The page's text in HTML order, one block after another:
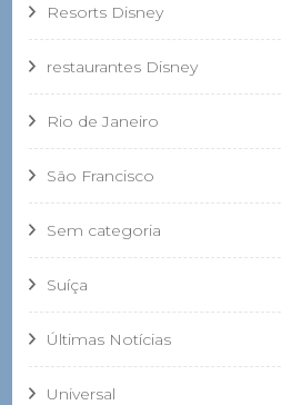
Resorts Disney
restaurantes Disney
Rio de Janeiro
São Francisco
Sem categoria
Suíça
Últimas Notícias
Universal